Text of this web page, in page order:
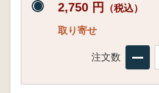
2,750 円 （税込）
取り寄せ
注文数